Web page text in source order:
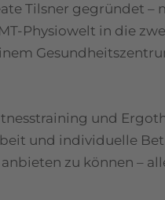
Tilsner gegründet
Physiowelt in die
und
und individuelle
zu können –